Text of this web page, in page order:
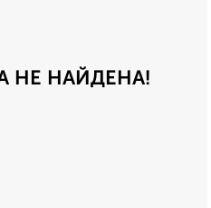
НЕ НАЙДЕНА!